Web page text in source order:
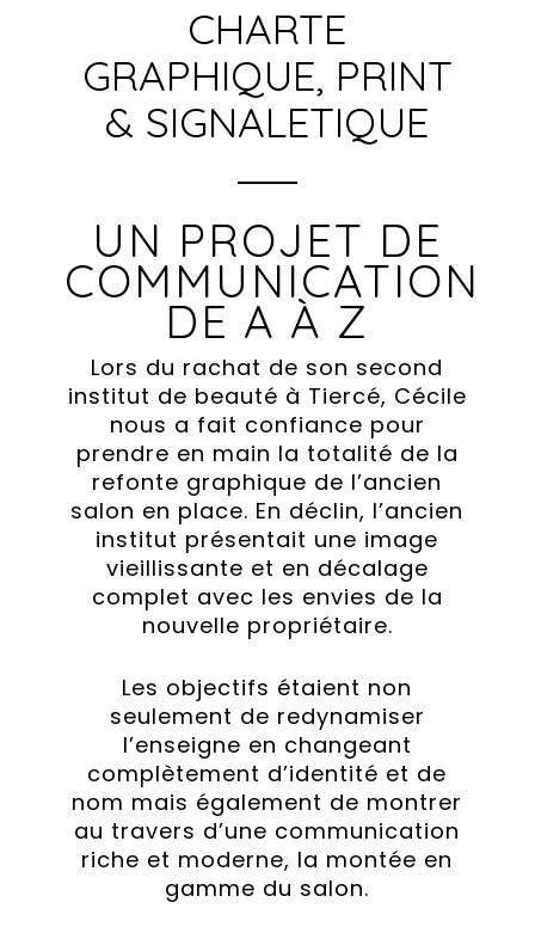
CHARTE
GRAPHIQUE, PRINT
& SIGNALETIQUE
UN PROJET DE
COMMUNICATION
DE A À Z
Lors du rachat de son second
institut de beauté à Tiercé, Cécile
nous a fait confiance pour
prendre en main la totalité de la
refonte graphique de l’ancien
salon en place. En déclin, l’ancien
institut présentait une image
vieillissante et en décalage
complet avec les envies de la
nouvelle propriétaire.
Les objectifs étaient non
seulement de redynamiser
l’enseigne en changeant
complètement d’identité et de
nom mais également de montrer
au travers d’une communication
riche et moderne, la montée en
gamme du salon.